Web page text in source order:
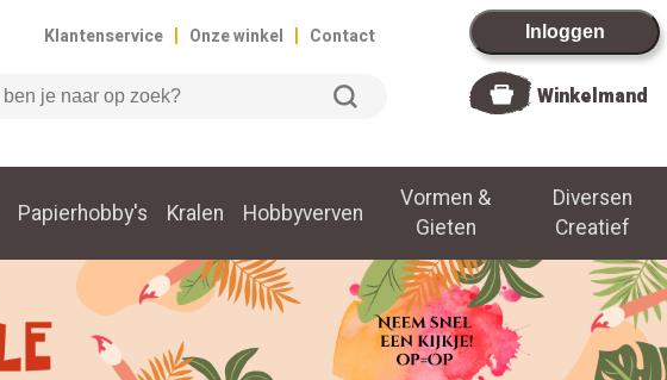
Klantenservice | Onze winkel | Contact Inloggen
Winkelmand
Papierhobby's Kralen Hobbyverven
Vormen &
Gieten
Diversen
Creatief